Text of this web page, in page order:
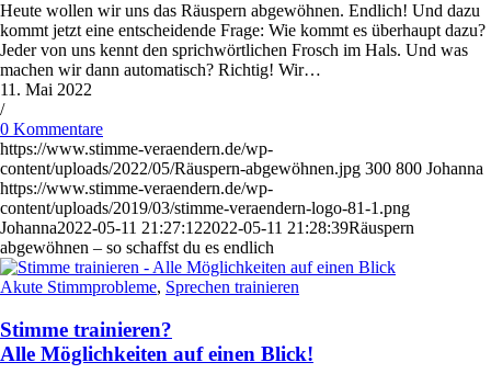
Heute wollen wir uns das Räuspern abgewöhnen. Endlich! Und dazu
kommt jetzt eine entscheidende Frage: Wie kommt es überhaupt dazu?
Jeder von uns kennt den sprichwörtlichen Frosch im Hals. Und was
machen wir dann automatisch? Richtig! Wir…
11. Mai 2022
/
0 Kommentare
https://www.stimme-veraendern.de/wp-
content/uploads/2022/05/Räuspern-abgewöhnen.jpg 300 800 Johanna
https://www.stimme-veraendern.de/wp-
content/uploads/2019/03/stimme-veraendern-logo-81-1.png
Johanna2022-05-11 21:27:122022-05-11 21:28:39Räuspern
abgewöhnen – so schaffst du es endlich
Akute Stimmprobleme, Sprechen trainieren
Stimme trainieren?
Alle Möglichkeiten auf einen Blick!